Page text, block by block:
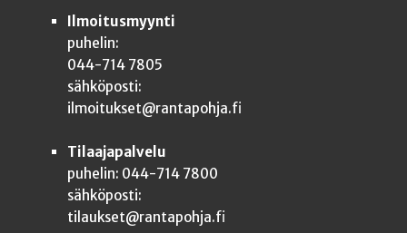
Ilmoitusmyynti
puhelin:
044-714 7805
sähköposti:
ilmoitukset@rantapohja.fi
Tilaajapalvelu
puhelin: 044-714 7800
sähköposti:
tilaukset@rantapohja.fi